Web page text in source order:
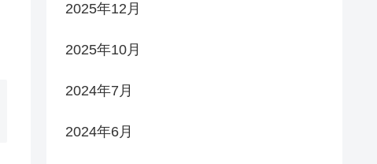
2025年12月
2025年10月
2024年7月
2024年6月